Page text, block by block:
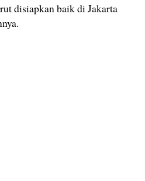
disiapkan baik di Jakarta